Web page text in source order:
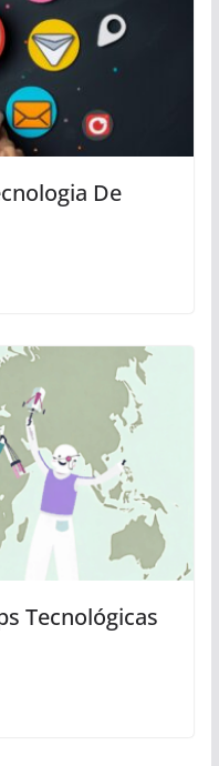
De
Tecnológicas